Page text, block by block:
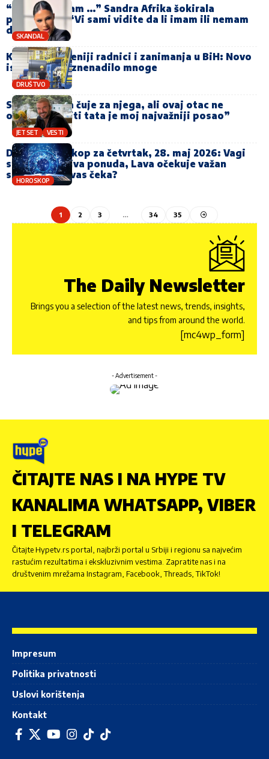
SKANDAL
“Uzbuđena sam …” Sandra Afrika šokirala
priznanjem: “Vi sami vidite da li imam ili nemam
donji veš …“
DRUŠTVO
Ko su najtraženiji radnici i zanimanja u BiH: Novo
istraživanje iznenadilo mnoge
JET SET VESTI
Sin neće ni da čuje za njega, ali ovaj otac ne
odustaje: “Biti tata je moj najvažniji posao”
HOROSKOP
Dnevni horoskop za četvrtak, 28. maj 2026: Vagi
stiže zanimljiva ponuda, Lava očekuje važan
susret, a šta vas čeka?
1 2 3 … 34 35
The Daily Newsletter
Brings you a selection of the latest news, trends, insights,
and tips from around the world.
[mc4wp_form]
- Advertisement -
ČITAJTE NAS I NA HYPE TV
KANALIMA WHATSAPP, VIBER
I TELEGRAM
Čitajte Hypetv.rs portal, najbrži portal u Srbiji i regionu sa najvećim
rastućim rezultatima i ekskluzivnim vestima. Zapratite nas i na
društvenim mrežama Instagram, Facebook, Threads, TikTok!
Impresum
Politika privatnosti
Uslovi korištenja
Kontakt